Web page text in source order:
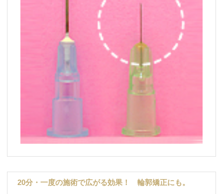
20分・一度の施術で広がる効果！ 輪郭矯正にも。